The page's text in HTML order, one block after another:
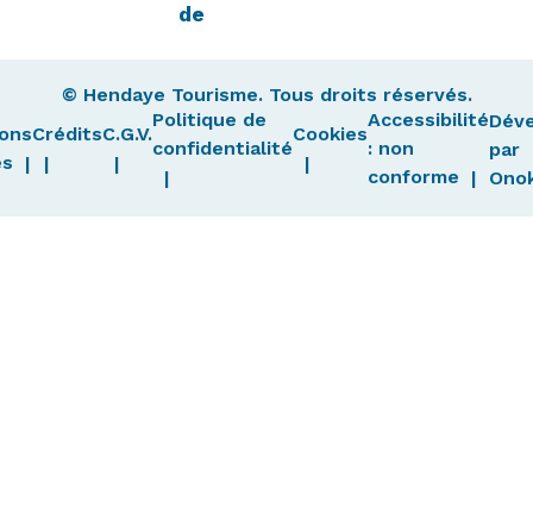
de
© Hendaye Tourisme. Tous droits réservés.
CréditsC.G.V.
Politique de
confidentialité
Cookies
Accessibilité
: non
conforme
par